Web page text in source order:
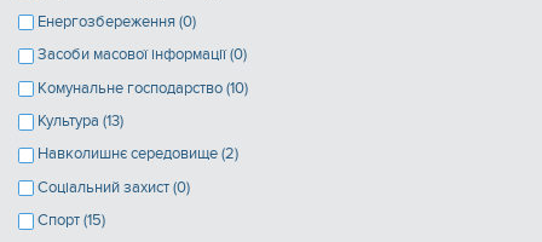
Енергозбереження (0)
Засоби масової інформації (0)
Комунальне господарство (10)
Культура (13)
Навколишнє середовище (2)
Соціальний захист (0)
Спорт (15)